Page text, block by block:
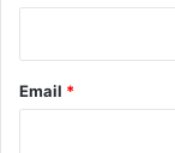
Email *